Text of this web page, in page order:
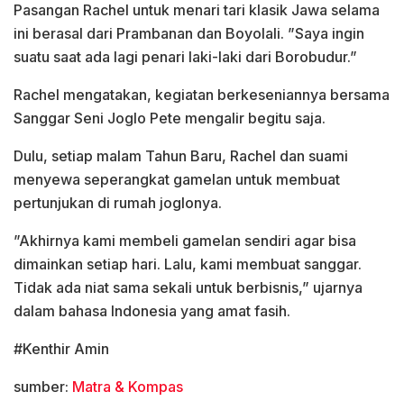
Pasangan Rachel untuk menari tari klasik Jawa selama
ini berasal dari Prambanan dan Boyolali. ”Saya ingin
suatu saat ada lagi penari laki-laki dari Borobudur.”
Rachel mengatakan, kegiatan berkeseniannya bersama
Sanggar Seni Joglo Pete mengalir begitu saja.
Dulu, setiap malam Tahun Baru, Rachel dan suami
menyewa seperangkat gamelan untuk membuat
pertunjukan di rumah joglonya.
”Akhirnya kami membeli gamelan sendiri agar bisa
dimainkan setiap hari. Lalu, kami membuat sanggar.
Tidak ada niat sama sekali untuk berbisnis,” ujarnya
dalam bahasa Indonesia yang amat fasih.
#Kenthir Amin
sumber: Matra & Kompas